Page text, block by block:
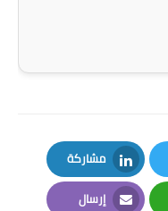
مشاركة
LinkedIn
إرسال